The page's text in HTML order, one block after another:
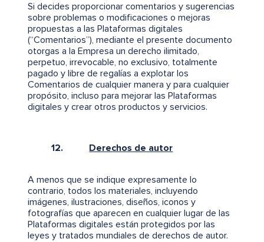
Si decides proporcionar comentarios y sugerencias
sobre problemas o modificaciones o mejoras
propuestas a las Plataformas digitales
(“Comentarios”), mediante el presente documento
otorgas a la Empresa un derecho ilimitado,
perpetuo, irrevocable, no exclusivo, totalmente
pagado y libre de regalías a explotar los
Comentarios de cualquier manera y para cualquier
propósito, incluso para mejorar las Plataformas
digitales y crear otros productos y servicios.
12. Derechos de autor
A menos que se indique expresamente lo
contrario, todos los materiales, incluyendo
imágenes, ilustraciones, diseños, iconos y
fotografías que aparecen en cualquier lugar de las
Plataformas digitales están protegidos por las
leyes y tratados mundiales de derechos de autor.